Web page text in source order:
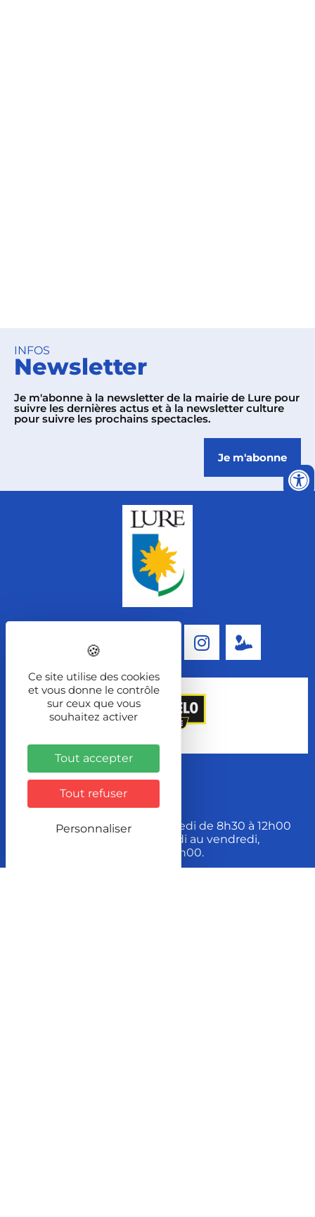
INFOS
Newsletter
Je m'abonne à la newsletter de la mairie de Lure pour
suivre les dernières actus et à la newsletter culture
pour suivre les prochains spectacles.
Je m'abonne
Suivez-nous !
Contact
Ouverture du lundi au mercredi de 8h30 à 12h00
et de 13h30 à 17h30 et du jeudi au vendredi,
de 8h30 à 12h00 et 13h30 à 17h00.
Ce site utilise des cookies
et vous donne le contrôle
sur ceux que vous
souhaitez activer
Tout accepter
Tout refuser
Personnaliser